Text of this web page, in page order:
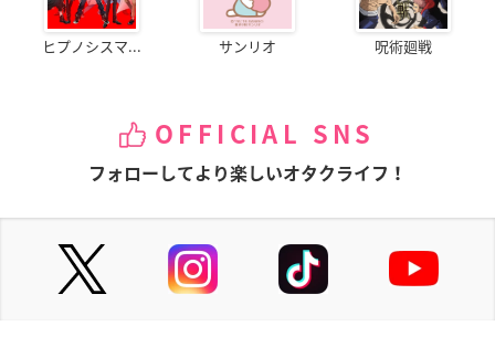
ヒプノシスマ... サンリオ 呪術廻戦
OFFICIAL SNS
フォローしてより楽しいオタクライフ！